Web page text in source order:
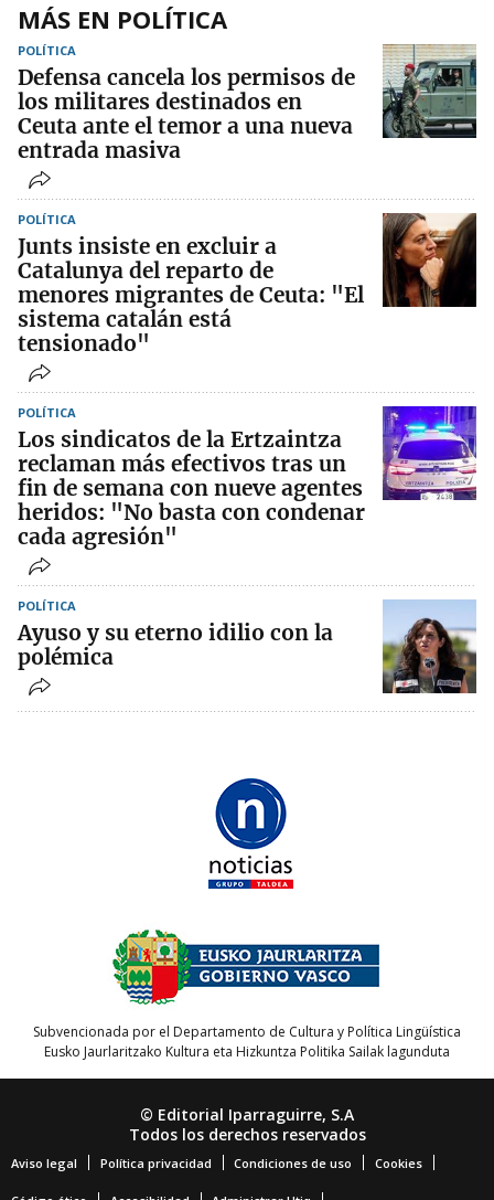
MÁS EN POLÍTICA
POLÍTICA
Defensa cancela los permisos de
los militares destinados en
Ceuta ante el temor a una nueva
entrada masiva
POLÍTICA
Junts insiste en excluir a
Catalunya del reparto de
menores migrantes de Ceuta: "El
sistema catalán está
tensionado"
POLÍTICA
Los sindicatos de la Ertzaintza
reclaman más efectivos tras un
fin de semana con nueve agentes
heridos: "No basta con condenar
cada agresión"
POLÍTICA
Ayuso y su eterno idilio con la
polémica
Subvencionada por el Departamento de Cultura y Política Lingüística
Eusko Jaurlaritzako Kultura eta Hizkuntza Politika Sailak lagunduta
© Editorial Iparraguirre, S.A
Todos los derechos reservados
Aviso legal Política privacidad Condiciones de uso Cookies